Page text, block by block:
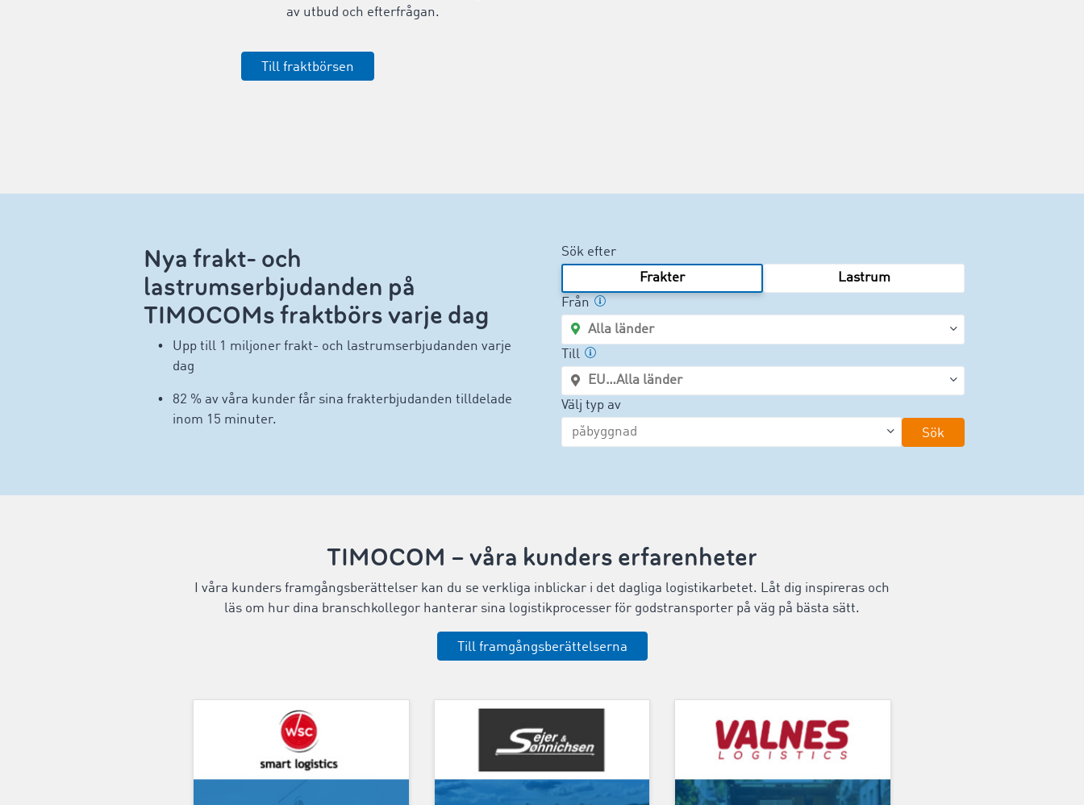
av utbud och efterfrågan.
Till fraktbörsen
Nya frakt- och
lastrumserbjudanden på
TIMOCOMs fraktbörs varje dag
Upp till 1 miljoner frakt- och lastrumserbjudanden varje
dag
82 % av våra kunder får sina frakterbjudanden tilldelade
inom 15 minuter.
Sök efter
Frakter
Lastrum
Från
Till
Välj typ av
Sök
TIMOCOM – våra kunders erfarenheter
I våra kunders framgångsberättelser kan du se verkliga inblickar i det dagliga logistikarbetet. Låt dig inspireras och
läs om hur dina branschkollegor hanterar sina logistikprocesser för godstransporter på väg på bästa sätt.
Till framgångsberättelserna